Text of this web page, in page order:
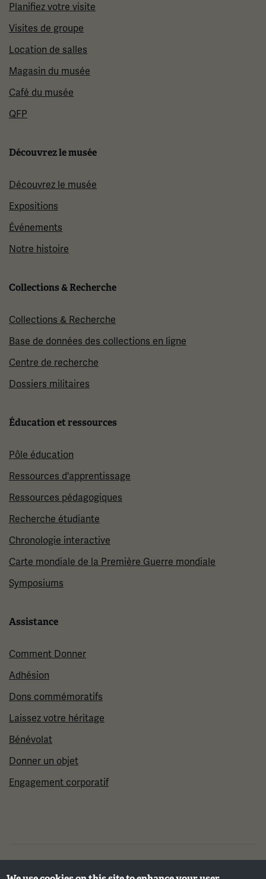
Planifiez votre visite
Visites de groupe
Location de salles
Magasin du musée
Café du musée
QFP
Découvrez le musée
Découvrez le musée
Expositions
Événements
Notre histoire
Collections & Recherche
Collections & Recherche
Base de données des collections en ligne
Centre de recherche
Dossiers militaires
Éducation et ressources
Pôle éducation
Ressources d'apprentissage
Ressources pédagogiques
Recherche étudiante
Chronologie interactive
Carte mondiale de la Première Guerre mondiale
Symposiums
Assistance
Comment Donner
Adhésion
Dons commémoratifs
Laissez votre héritage
Bénévolat
Donner un objet
Engagement corporatif
©2026 Musée et mémorial national de la Première